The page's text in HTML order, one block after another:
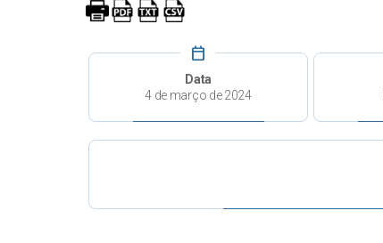
calendar_today
Data
4 de março de 2024